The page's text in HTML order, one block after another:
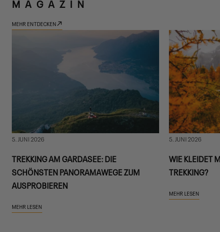
MEHR ENTDECKEN
5. JUNI 2026
TREKKING AM GARDASEE: DIE
SCHÖNSTEN PANORAMAWEGE ZUM
AUSPROBIEREN
MEHR LESEN
5. JUNI 2026
WIE KLEIDET
TREKKING?
MEHR LESEN